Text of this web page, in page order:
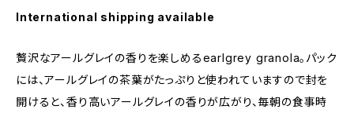
International shipping available
贅沢なアールグレイの香りを楽しめるearlgrey granola。パック
には、アールグレイの茶葉がたっぷりと使われていますので封を
開けると、香り高いアールグレイの香りが広がり、毎朝の食事時